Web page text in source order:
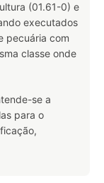
(01.61-0) e
executados
pecuária com
classe onde
se a
para o